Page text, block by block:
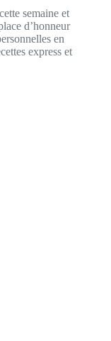
semaine et
d’honneur
en
express et